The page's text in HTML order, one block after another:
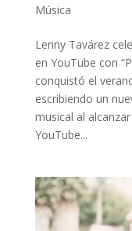
Música
Lenny Tavárez
en YouTube con
conquistó el
escribiendo un
musical al
YouTube...